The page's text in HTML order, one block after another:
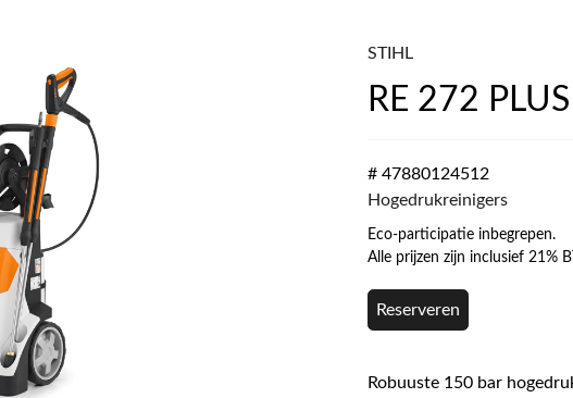
STIHL
RE 272 PLUS
# 47880124512
Hogedrukreinigers
Eco-participatie inbegrepen.
Alle prijzen zijn inclusief 21%
Reserveren
Robuuste 150 bar